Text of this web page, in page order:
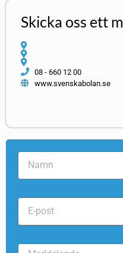
Skicka oss ett
08 - 660 12 00
www.svenskabolan.se